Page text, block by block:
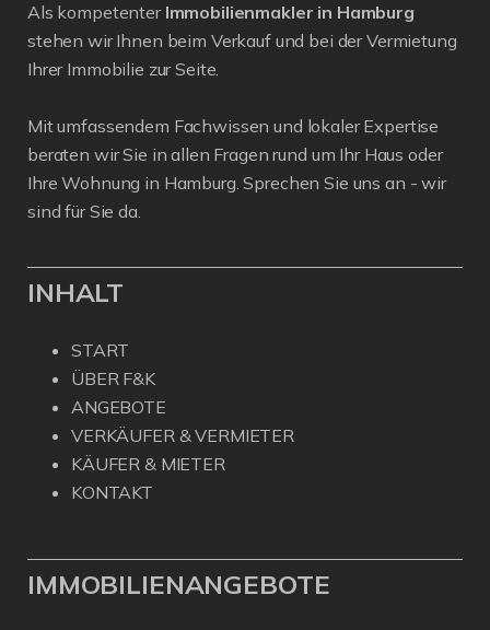
Als kompetenter Immobilienmakler in Hamburg
stehen wir Ihnen beim Verkauf und bei der Vermietung
Ihrer Immobilie zur Seite.
Mit umfassendem Fachwissen und lokaler Expertise
beraten wir Sie in allen Fragen rund um Ihr Haus oder
Ihre Wohnung in Hamburg. Sprechen Sie uns an - wir
sind für Sie da.
INHALT
START
ÜBER F&K
ANGEBOTE
VERKÄUFER & VERMIETER
KÄUFER & MIETER
KONTAKT
IMMOBILIENANGEBOTE